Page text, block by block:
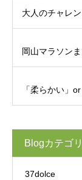
大人のチャレ
岡山マラソン
「柔らかい」
Blogカテゴ
37dolce